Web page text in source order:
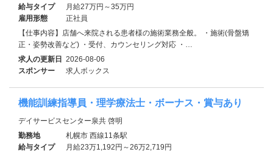
給与タイプ
月給27万円～35万円
雇用形態
正社員
【仕事内容】店舗へ来院される患者様の施術業務全般。 ・施術(骨盤矯
正・姿勢改善など) ・受付、カウンセリング対応 ・…
求人の更新日 2026-08-06
スポンサー
求人ボックス
機能訓練指導員・理学療法士・ボーナス・賞与あり
デイサービスセンター泉共 啓明
勤務地
札幌市 西線11条駅
給与タイプ
月給23万1,192円～26万2,719円